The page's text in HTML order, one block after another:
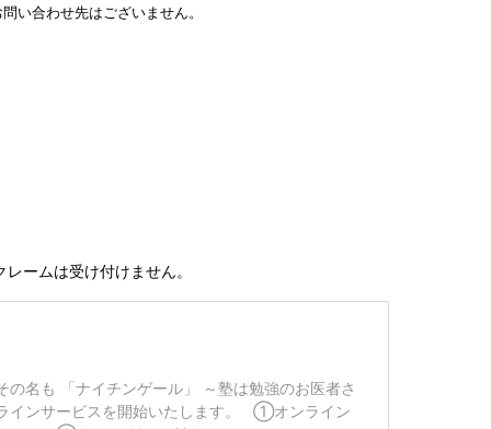
ームは受け付けません。